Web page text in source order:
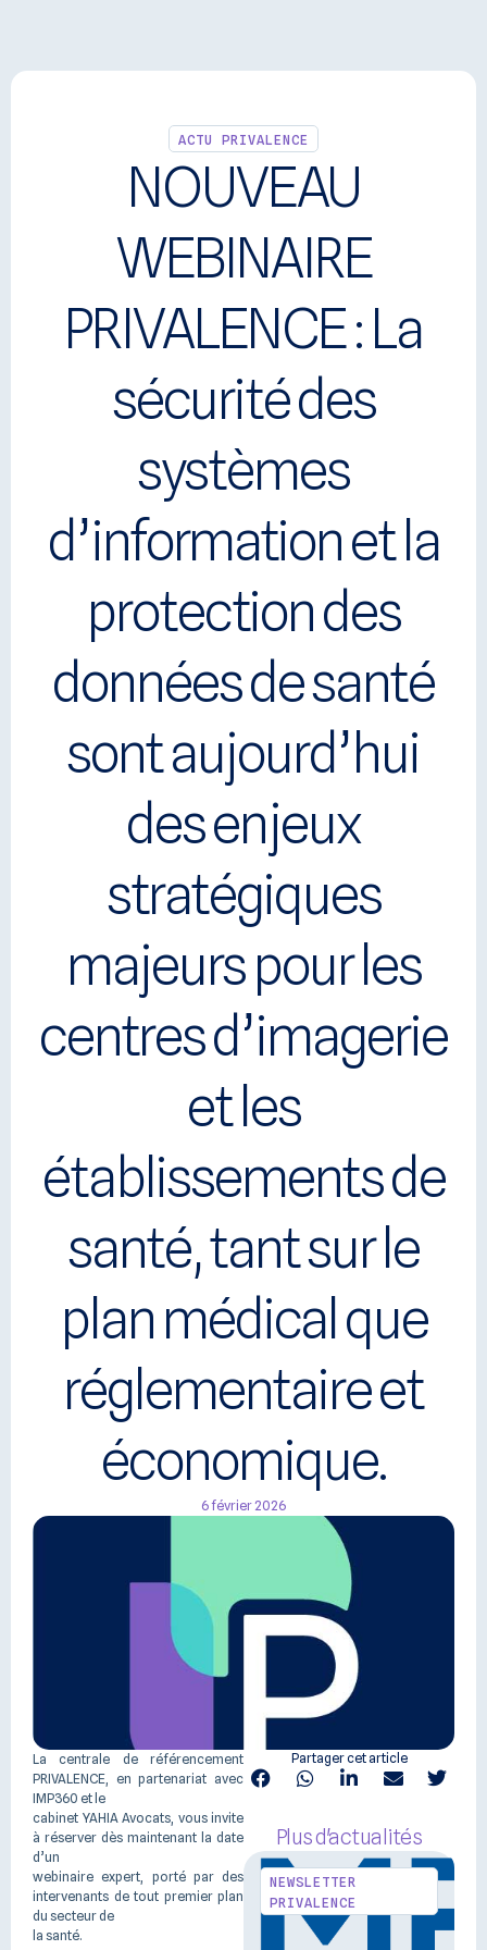
ACTU PRIVALENCE
NOUVEAU
WEBINAIRE
PRIVALENCE : La
sécurité des
systèmes
d’information et la
protection des
données de santé
sont aujourd’hui
des enjeux
stratégiques
majeurs pour les
centres d’imagerie
et les
établissements de
santé, tant sur le
plan médical que
réglementaire et
économique.
6 février 2026
La centrale de référencement
PRIVALENCE, en partenariat avec
IMP360 et le
cabinet YAHIA Avocats, vous invite
à réserver dès maintenant la date
d’un
webinaire expert, porté par des
intervenants de tout premier plan
du secteur de
la santé.
Partager cet article
Plus d'actualités
NEWSLETTER
PRIVALENCE